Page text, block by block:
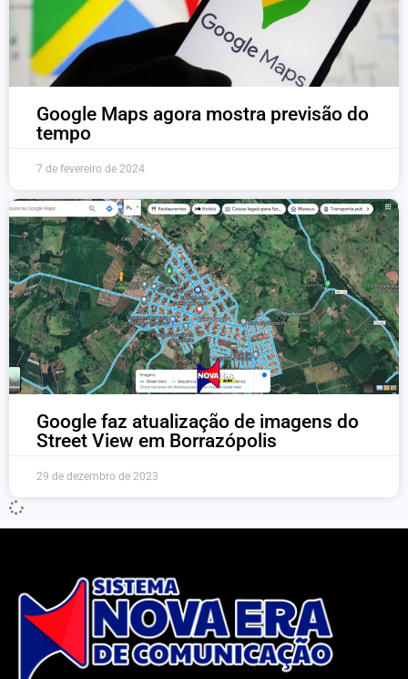
Google Maps agora mostra previsão do
tempo
7 de fevereiro de 2024
Google faz atualização de imagens do
Street View em Borrazópolis
29 de dezembro de 2023